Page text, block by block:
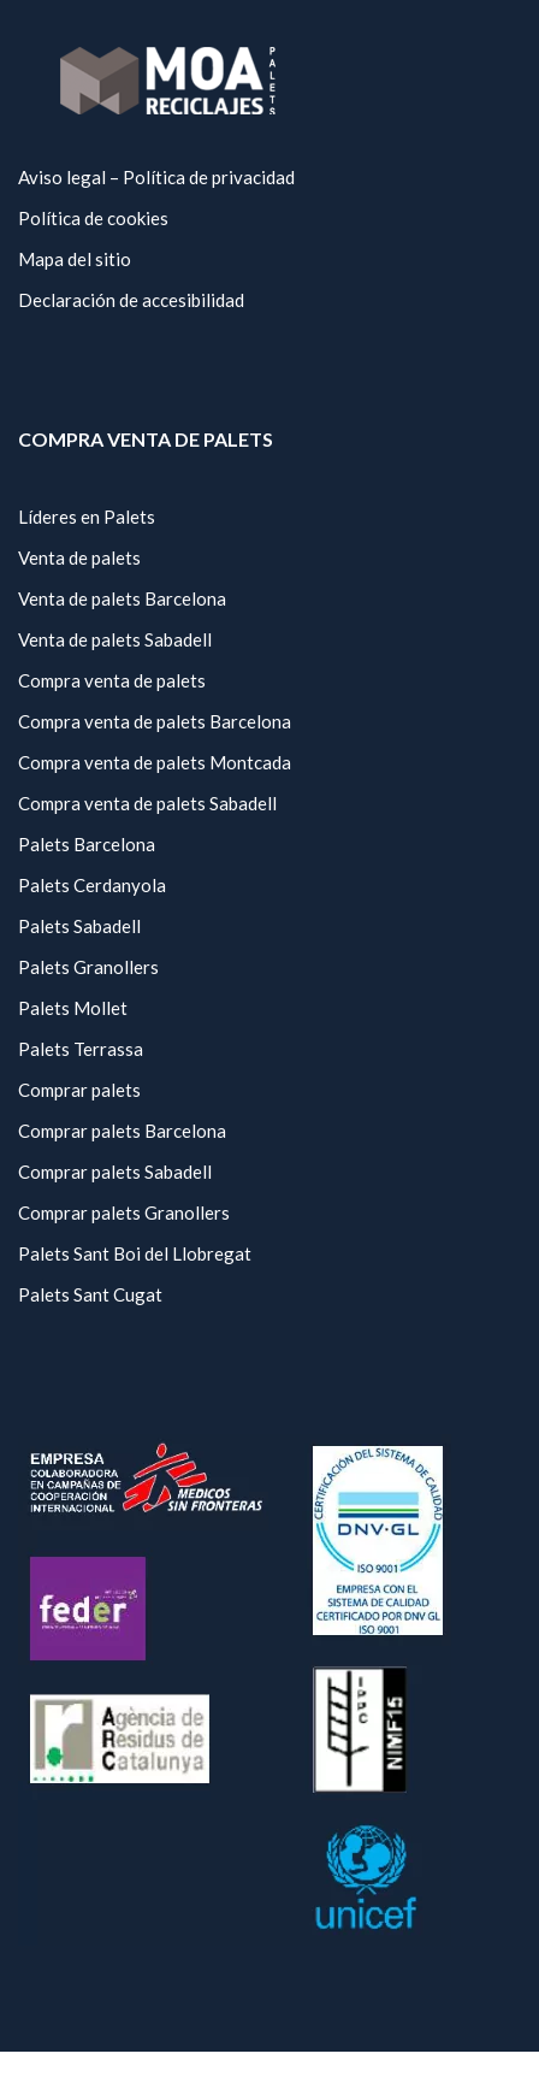
Aviso legal – Política de privacidad
Política de cookies
Mapa del sitio
Declaración de accesibilidad
COMPRA VENTA DE PALETS
Líderes en Palets
Venta de palets
Venta de palets Barcelona
Venta de palets Sabadell
Compra venta de palets
Compra venta de palets Barcelona
Compra venta de palets Montcada
Compra venta de palets Sabadell
Palets Barcelona
Palets Cerdanyola
Palets Sabadell
Palets Granollers
Palets Mollet
Palets Terrassa
Comprar palets
Comprar palets Barcelona
Comprar palets Sabadell
Comprar palets Granollers
Palets Sant Boi del Llobregat
Palets Sant Cugat